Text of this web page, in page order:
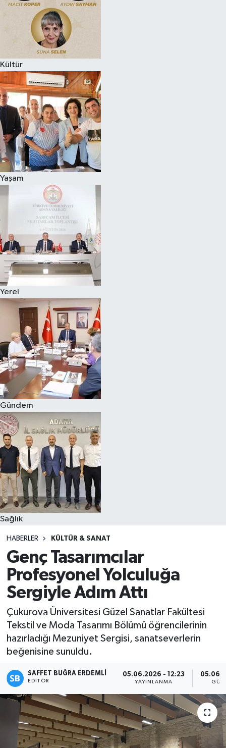
Kültür
Yaşam
Yerel
Gündem
Sağlık
HABERLER KÜLTÜR & SANAT
Genç Tasarımcılar
Profesyonel Yolculuğa
Sergiyle Adım Attı
Çukurova Üniversitesi Güzel Sanatlar Fakültesi
Tekstil ve Moda Tasarımı Bölümü öğrencilerinin
hazırladığı Mezuniyet Sergisi, sanatseverlerin
beğenisine sunuldu.
SAFFET BUĞRA ERDEMLI
EDITÖR
05.06.2026 - 12:23
YAYINLANMA